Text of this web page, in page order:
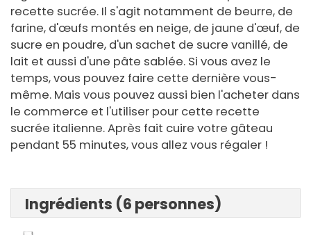
recette sucrée. Il s'agit notamment de beurre, de
farine, d'œufs montés en neige, de jaune d'œuf, de
sucre en poudre, d'un sachet de sucre vanillé, de
lait et aussi d'une pâte sablée. Si vous avez le
temps, vous pouvez faire cette dernière vous-
même. Mais vous pouvez aussi bien l'acheter dans
le commerce et l'utiliser pour cette recette
sucrée italienne. Après fait cuire votre gâteau
pendant 55 minutes, vous allez vous régaler !
Ingrédients (6 personnes)